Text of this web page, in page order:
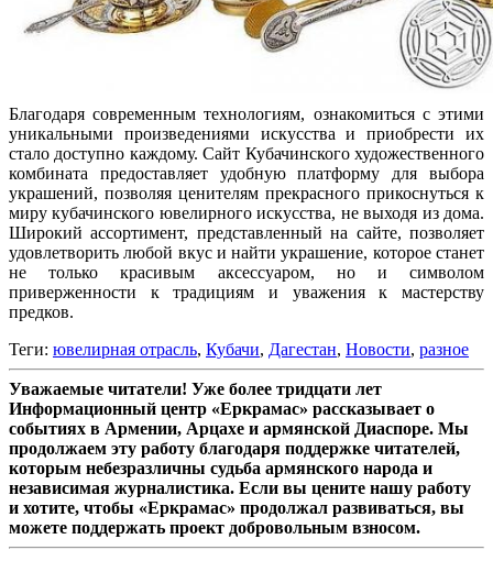
Благодаря современным технологиям, ознакомиться с этими
уникальными произведениями искусства и приобрести их
стало доступно каждому. Сайт Кубачинского художественного
комбината предоставляет удобную платформу для выбора
украшений, позволяя ценителям прекрасного прикоснуться к
миру кубачинского ювелирного искусства, не выходя из дома.
Широкий ассортимент, представленный на сайте, позволяет
удовлетворить любой вкус и найти украшение, которое станет
не только красивым аксессуаром, но и символом
приверженности к традициям и уважения к мастерству
предков.
Теги: ювелирная отрасль, Кубачи, Дагестан, Новости, разное
Уважаемые читатели! Уже более тридцати лет
Информационный центр «Еркрамас» рассказывает о
событиях в Армении, Арцахе и армянской Диаспоре. Мы
продолжаем эту работу благодаря поддержке читателей,
которым небезразличны судьба армянского народа и
независимая журналистика. Если вы цените нашу работу
и хотите, чтобы «Еркрамас» продолжал развиваться, вы
можете поддержать проект добровольным взносом.